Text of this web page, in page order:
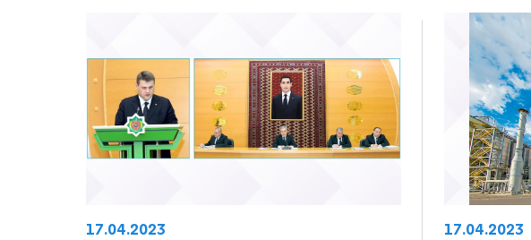
17.04.2023 17.04.2023